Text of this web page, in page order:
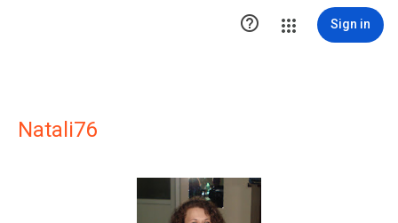
 Sign in
Natali76